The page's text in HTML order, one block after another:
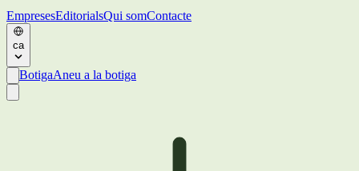
EmpresesEditorialsQui somContacte
ca
BotigaAneu a la botiga